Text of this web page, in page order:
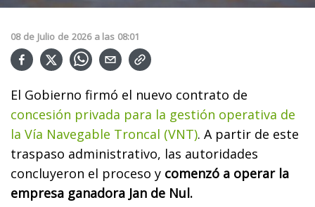
08 de Julio de 2026 a las 08:01
El Gobierno firmó el nuevo contrato de
concesión privada para la gestión operativa de
la Vía Navegable Troncal (VNT). A partir de este
traspaso administrativo, las autoridades
concluyeron el proceso y comenzó a operar la
empresa ganadora Jan de Nul.